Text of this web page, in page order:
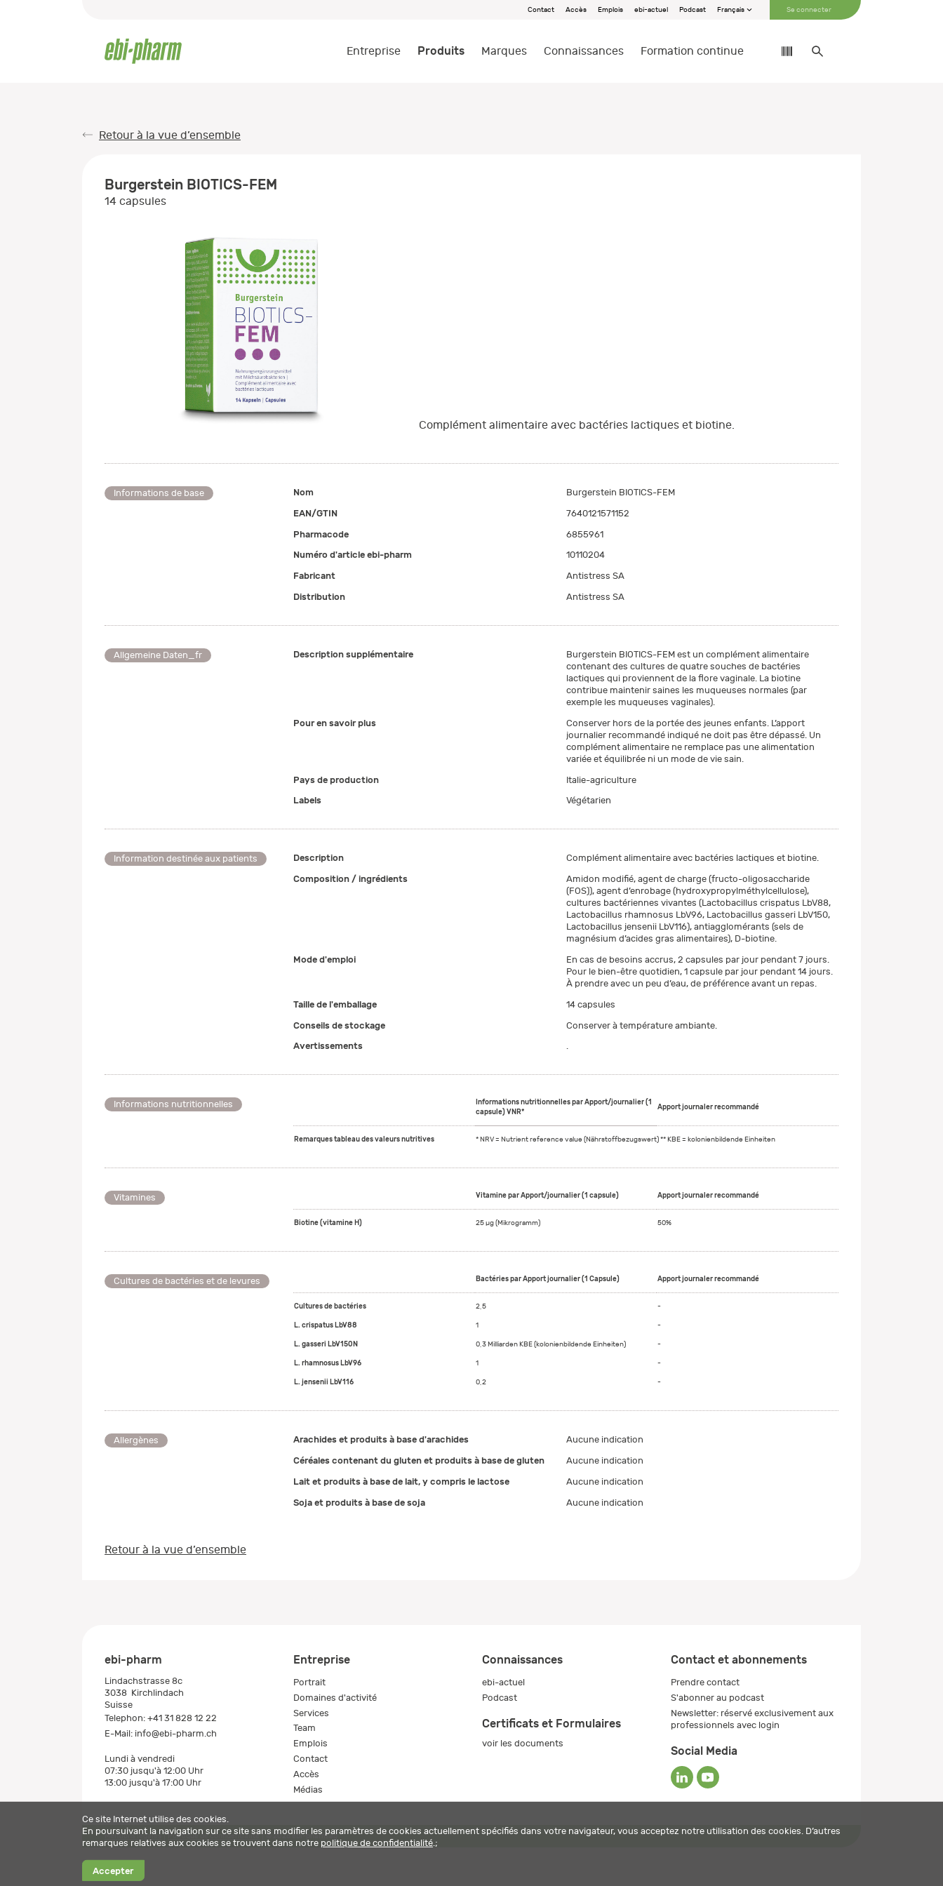
Contact Accès Emplois ebi-actuel Podcast Français Se connecter
Entreprise Produits Marques Connaissances Formation continue
Retour à la vue d’ensemble
Burgerstein BIOTICS-FEM
14 capsules
Complément alimentaire avec bactéries lactiques et biotine.
Informations de base Nom
Burgerstein BIOTICS-FEM
EAN/GTIN
7640121571152
Pharmacode
6855961
Numéro d'article ebi-pharm
10110204
Fabricant
Antistress SA
Distribution
Antistress SA
Allgemeine Daten_fr Description supplémentaire
Burgerstein BIOTICS-FEM est un complément alimentaire
contenant des cultures de quatre souches de bactéries
lactiques qui proviennent de la flore vaginale. La biotine
contribue maintenir saines les muqueuses normales (par
exemple les muqueuses vaginales).
Pour en savoir plus
Conserver hors de la portée des jeunes enfants. L’apport
journalier recommandé indiqué ne doit pas être dépassé. Un
complément alimentaire ne remplace pas une alimentation
variée et équilibrée ni un mode de vie sain.
Pays de production
Italie-agriculture
Labels
Végétarien
Information destinée aux patients Description
Complément alimentaire avec bactéries lactiques et biotine.
Composition / ingrédients
Amidon modifié, agent de charge (fructo-oligosaccharide
(FOS)), agent d’enrobage (hydroxypropylméthylcellulose),
cultures bactériennes vivantes (Lactobacillus crispatus LbV88,
Lactobacillus rhamnosus LbV96, Lactobacillus gasseri LbV150,
Lactobacillus jensenii LbV116), antiagglomérants (sels de
magnésium d’acides gras alimentaires), D-biotine.
Mode d'emploi
En cas de besoins accrus, 2 capsules par jour pendant 7 jours.
Pour le bien-être quotidien, 1 capsule par jour pendant 14 jours.
À prendre avec un peu d’eau, de préférence avant un repas.
Taille de l'emballage
14 capsules
Conseils de stockage
Conserver à température ambiante.
Avertissements
.
Informations nutritionnelles
Informations nutritionnelles par Apport/journalier (1
capsule) VNR*
Apport journaler recommandé
Remarques tableau des valeurs nutritives * NRV = Nutrient reference value (Nährstoffbezugswert) ** KBE = kolonienbildende Einheiten
Vitamines Vitamine par Apport/journalier (1 capsule) Apport journaler recommandé
Biotine (vitamine H) 25 µg (Mikrogramm) 50%
Cultures de bactéries et de levures Bactéries par Apport journalier (1 Capsule) Apport journaler recommandé
Cultures de bactéries 2,5 -
L. crispatus LbV88 1 -
L. gasseri LbV150N 0,3 Milliarden KBE (kolonienbildende Einheiten) -
L. rhamnosus LbV96 1 -
L. jensenii LbV116 0,2 -
Allergènes Arachides et produits à base d'arachides
Aucune indication
Céréales contenant du gluten et produits à base de gluten
Aucune indication
Lait et produits à base de lait, y compris le lactose
Aucune indication
Soja et produits à base de soja
Aucune indication
Retour à la vue d’ensemble
ebi-pharm
Lindachstrasse 8c
3038 Kirchlindach
Suisse
Telephon: +41 31 828 12 22
E-Mail: info@ebi-pharm.ch
Lundi à vendredi
07:30 jusqu'à 12:00 Uhr
13:00 jusqu'à 17:00 Uhr
Entreprise
Portrait
Domaines d'activité
Services
Team
Emplois
Contact
Accès
Médias
Connaissances
ebi-actuel
Podcast
Certificats et Formulaires
voir les documents
Contact et abonnements
Prendre contact
S'abonner au podcast
Newsletter: réservé exclusivement aux
professionnels avec login
Social Media
Mentions légales Politique de confidentialité © 2026 ebi-pharm ag
Ce site Internet utilise des cookies.
En poursuivant la navigation sur ce site sans modifier les paramètres de cookies actuellement spécifiés dans votre navigateur, vous acceptez notre utilisation des cookies. D’autres
remarques relatives aux cookies se trouvent dans notre politique de confidentialité .;
Accepter